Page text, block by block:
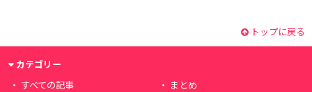
トップに戻る
カテゴリー
すべての記事
まとめ